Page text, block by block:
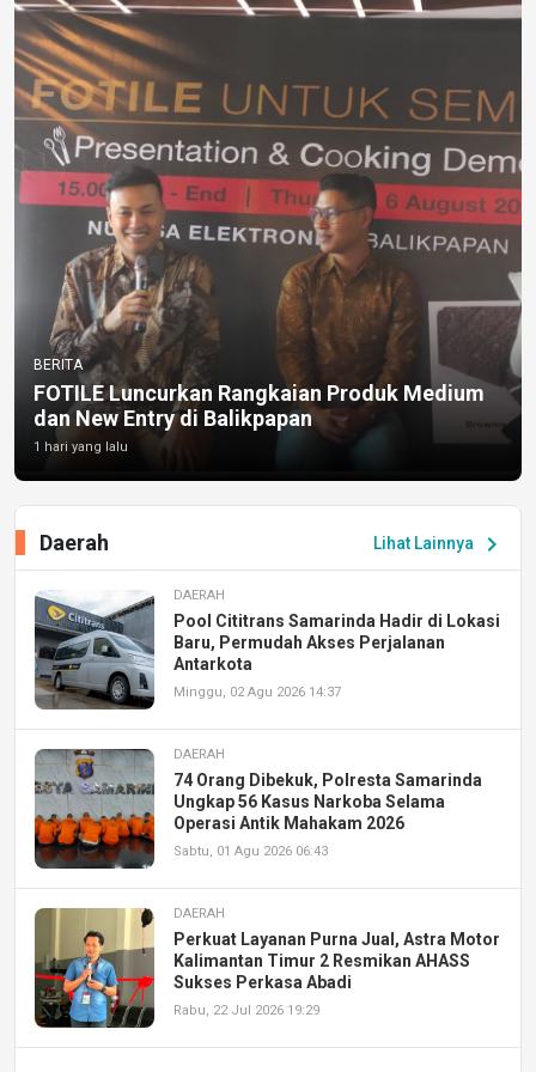
BERITA
FOTILE Luncurkan Rangkaian Produk Medium
dan New Entry di Balikpapan
1 hari yang lalu
Lihat Lainnya chevron_right
Daerah
DAERAH
Pool Cititrans Samarinda Hadir di Lokasi
Baru, Permudah Akses Perjalanan
Antarkota
Minggu, 02 Agu 2026 14:37
DAERAH
74 Orang Dibekuk, Polresta Samarinda
Ungkap 56 Kasus Narkoba Selama
Operasi Antik Mahakam 2026
Sabtu, 01 Agu 2026 06:43
DAERAH
Perkuat Layanan Purna Jual, Astra Motor
Kalimantan Timur 2 Resmikan AHASS
Sukses Perkasa Abadi
Rabu, 22 Jul 2026 19:29